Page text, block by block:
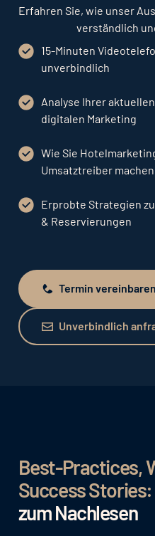
Erfahren Sie, wie unser
verständlich
15-Minuten
unverbindlich
Analyse Ihrer
digitalen Marketing
Wie Sie
Umsatztreiber machen
Erprobte Strategien
& Reservierungen
Termin vereinbaren
Termin vereinbaren
Unverbindlich anfragen
Unverbindlich
Best-Practices,
Success Stories:
zum Nachlesen